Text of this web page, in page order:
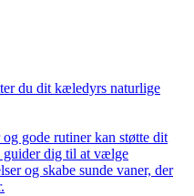
du dit kæledyrs naturlige
gode rutiner kan støtte dit
dig til at vælge
og skabe sunde vaner, der